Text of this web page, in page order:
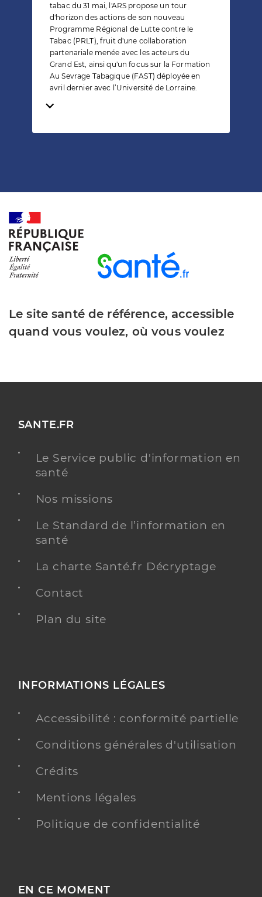
tabac du 31 mai, l'ARS propose un tour
d'horizon des actions de son nouveau
Programme Régional de Lutte contre le
Tabac (PRLT), fruit d'une collaboration
partenariale menée avec les acteurs du
Grand Est, ainsi qu'un focus sur la Formation
Au Sevrage Tabagique (FAST) déployée en
avril dernier avec l’Université de Lorraine.
Temps de lecture
Le site santé de référence, accessible
quand vous voulez, où vous voulez
SANTE.FR
Le Service public d'information en
santé
Nos missions
Le Standard de l’information en
santé
La charte Santé.fr Décryptage
Contact
Plan du site
INFORMATIONS LÉGALES
Accessibilité : conformité partielle
Conditions générales d'utilisation
Crédits
Mentions légales
Politique de confidentialité
EN CE MOMENT